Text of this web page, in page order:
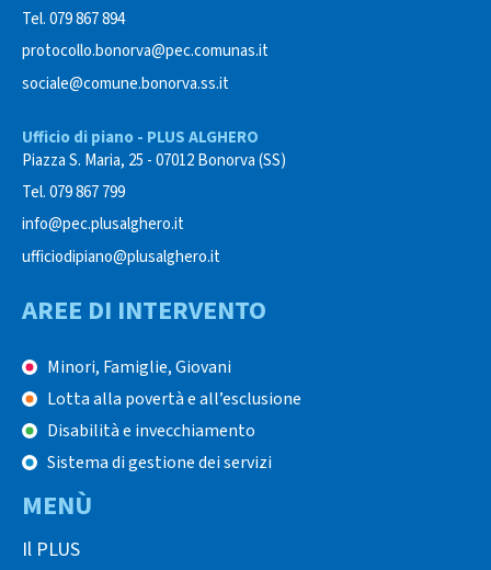
Tel. 079 867 894
protocollo.bonorva@pec.comunas.it
sociale@comune.bonorva.ss.it
Ufficio di piano - PLUS ALGHERO
Piazza S. Maria, 25 - 07012 Bonorva (SS)
Tel. 079 867 799
info@pec.plusalghero.it
ufficiodipiano@plusalghero.it
AREE DI INTERVENTO
Minori, Famiglie, Giovani
Lotta alla povertà e all’esclusione
Disabilità e invecchiamento
Sistema di gestione dei servizi
MENÙ
Il PLUS